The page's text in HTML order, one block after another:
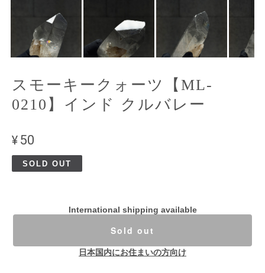
スモーキークォーツ【ML-
0210】インド クルバレー
¥50
SOLD OUT
International shipping available
Sold out
日本国内にお住まいの方向け